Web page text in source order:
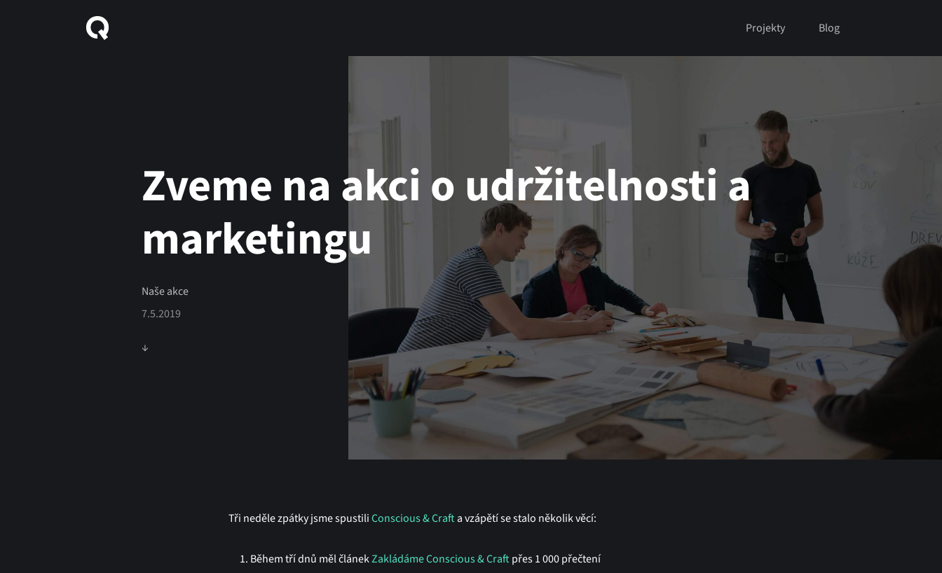
Projekty Blog
Zveme na akci o udržitelnosti a
marketingu
Naše akce
7.5.2019
↓
Tři neděle zpátky jsme spustiliConscious & Crafta vzápětí se stalo několik věcí:
Během tří dnů měl článekZakládáme Conscious & Craftpřes 1 000 přečtení